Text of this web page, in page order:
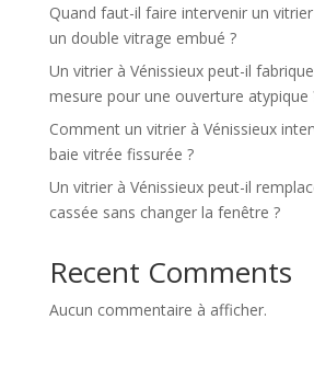
Quand faut-il faire intervenir un
un double vitrage embué ?
Un vitrier à Vénissieux peut-il
mesure pour une ouverture atypique
Comment un vitrier à Vénissieux
baie vitrée fissurée ?
Un vitrier à Vénissieux peut-il
cassée sans changer la fenêtre ?
Recent Comments
Aucun commentaire à afficher.